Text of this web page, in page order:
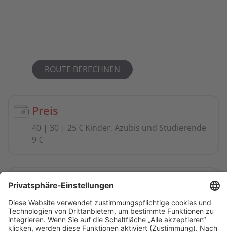
ROUTE BERECHNEN
Preis
40 | 30 | 25 € Kinder, Azubis und Studierende
9 €
Verkehrsmittel
Abelio, DB